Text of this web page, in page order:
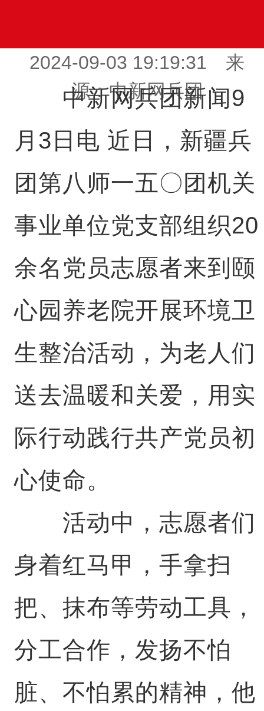
2024-09-03 19:19:31 来
源：中新网兵团
中新网兵团新闻9
月3日电 近日，新疆兵
团第八师一五〇团机关
事业单位党支部组织20
余名党员志愿者来到颐
心园养老院开展环境卫
生整治活动，为老人们
送去温暖和关爱，用实
际行动践行共产党员初
心使命。
活动中，志愿者们
身着红马甲，手拿扫
把、抹布等劳动工具，
分工合作，发扬不怕
脏、不怕累的精神，他